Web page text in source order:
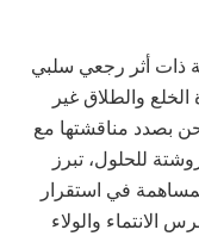
ذات أثر رجعي سلبي
والطلاق غير
بصدد مناقشتها مع
للحلول، تبرز
في استقرار
الانتماء والولاء